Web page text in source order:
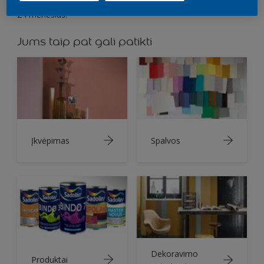
24 mėnesius.
Jums taip pat gali patikti
Įkvėpimas Spalvos
Produktai
Dekoravimo